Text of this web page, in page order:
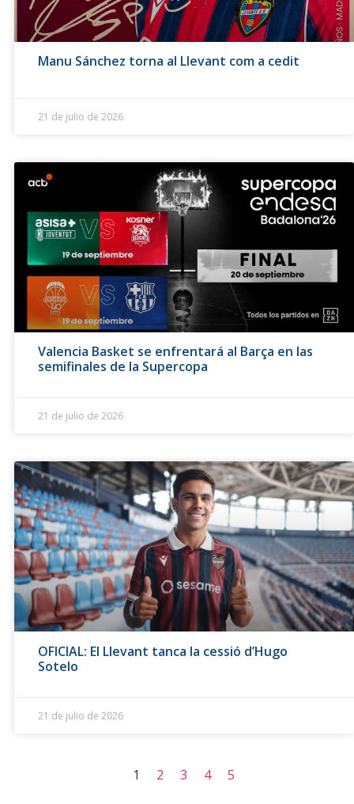
Manu Sánchez torna al Llevant com a cedit
21 de julio de 2026
Valencia Basket se enfrentará al Barça en las
semifinales de la Supercopa
21 de julio de 2026
OFICIAL: El Llevant tanca la cessió d’Hugo
Sotelo
21 de julio de 2026
1 2 3 4 5